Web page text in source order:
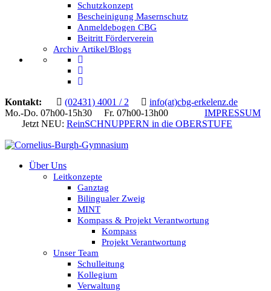
Schutzkonzept
Bescheinigung Masernschutz
Anmeldebogen CBG
Beitritt Förderverein
Archiv Artikel/Blogs
Kontakt: (02431) 4001 / 2
info(at)cbg-erkelenz.de
Mo.-Do. 07h00-15h30 Fr. 07h00-13h00 IMPRESSUM
Jetzt NEU: ReinSCHNUPPERN in die OBERSTUFE
Über Uns
Leitkonzepte
Ganztag
Bilingualer Zweig
MINT
Kompass & Projekt Verantwortung
Kompass
Projekt Verantwortung
Unser Team
Schulleitung
Kollegium
Verwaltung